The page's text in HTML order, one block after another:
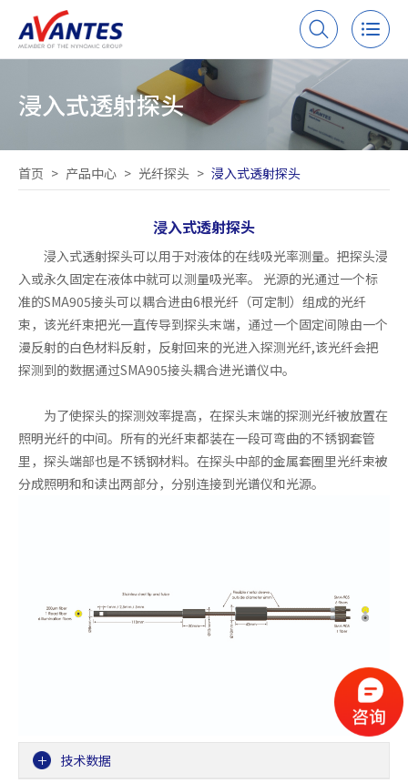
浸入式透射探头
首页 > 产品中心 > 光纤探头 > 浸入式透射探头
浸入式透射探头
浸入式透射探头可以用于对液体的在线吸光率测量。把探头浸
入或永久固定在液体中就可以测量吸光率。 光源的光通过一个标
准的SMA905接头可以耦合进由6根光纤（可定制）组成的光纤
束，该光纤束把光一直传导到探头末端，通过一个固定间隙由一个
漫反射的白色材料反射，反射回来的光进入探测光纤,该光纤会把
探测到的数据通过SMA905接头耦合进光谱仪中。
为了使探头的探测效率提高，在探头末端的探测光纤被放置在
照明光纤的中间。所有的光纤束都装在一段可弯曲的不锈钢套管
里，探头端部也是不锈钢材料。在探头中部的金属套圈里光纤束被
分成照明和和读出两部分，分别连接到光谱仪和光源。
技术数据